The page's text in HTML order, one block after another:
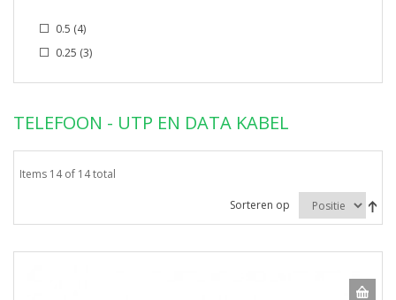
0.5 (4)
0.25 (3)
TELEFOON - UTP EN DATA KABEL
Items 14 of 14 total
Sorteren op